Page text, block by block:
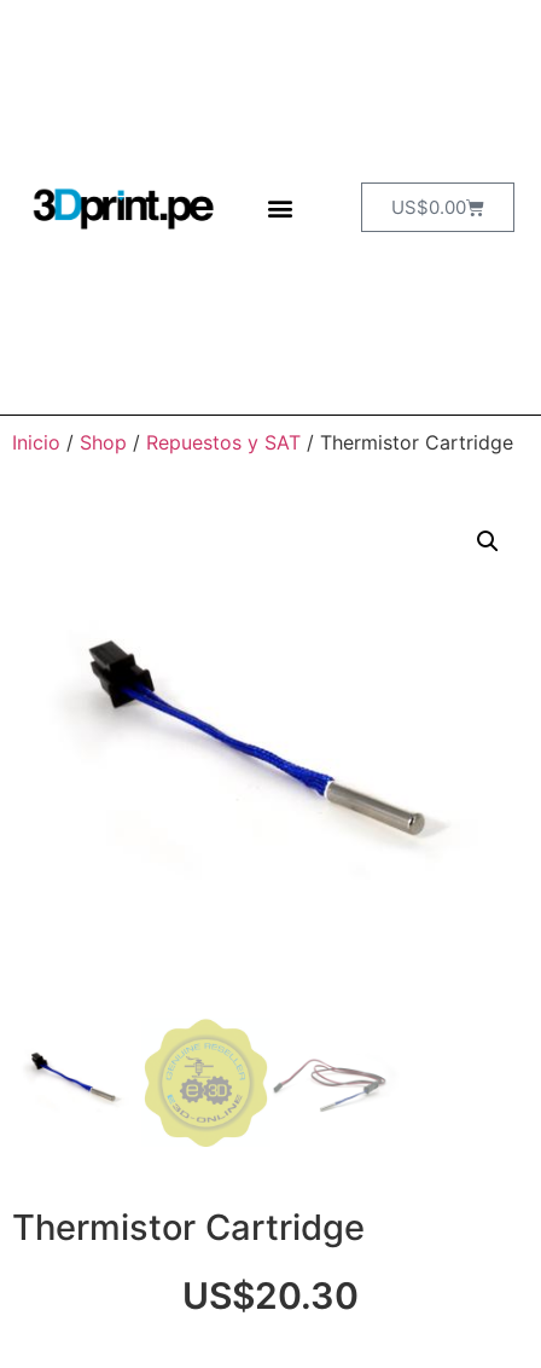
US$0.00
Inicio / Shop / Repuestos y SAT / Thermistor Cartridge
Thermistor Cartridge
US$20.30